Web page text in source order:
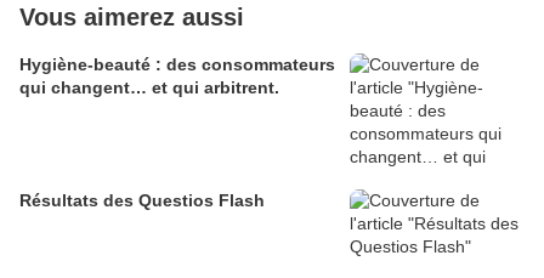
Vous aimerez aussi
Hygiène-beauté : des consommateurs
qui changent… et qui arbitrent.
Résultats des Questios Flash